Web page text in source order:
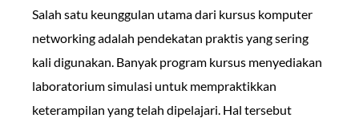
Salah satu keunggulan utama dari kursus komputer
networking adalah pendekatan praktis yang sering
kali digunakan. Banyak program kursus menyediakan
laboratorium simulasi untuk mempraktikkan
keterampilan yang telah dipelajari. Hal tersebut